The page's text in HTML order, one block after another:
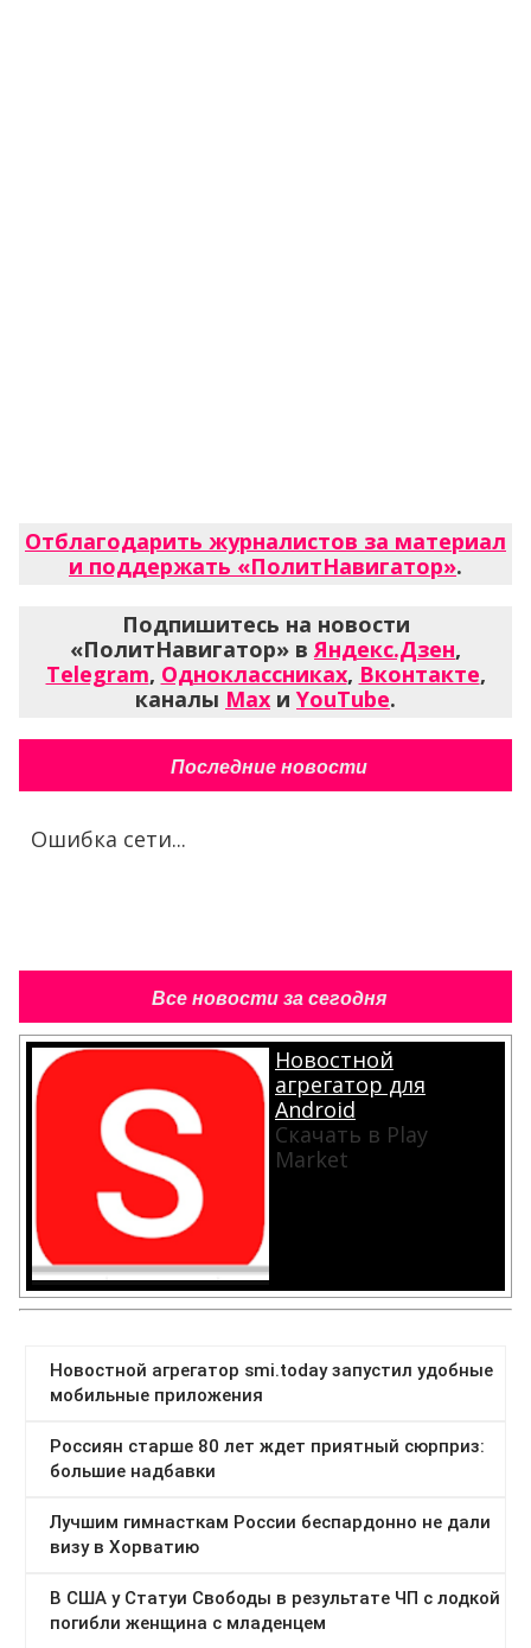
Отблагодарить журналистов за материал
и поддержать «ПолитНавигатор».
Подпишитесь на новости
«ПолитНавигатор» вЯндекс.Дзен,
Telegram, Одноклассниках, Вконтакте,
каналы Max и YouTube.
Последние новости
Ошибка сети...
Все новости за сегодня
Новостной
агрегатор для
Android
Скачать в Play
Market